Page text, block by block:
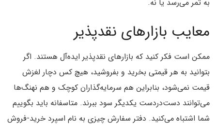
به ثمر می‌رسد یا نه.
معایب بازارهای نقدپذیر
ممکن است فکر کنید که بازارهای نقدپذیر ایده‌آل هستند. اگر
بتوانید به هر قیمتی بخرید و بفروشید، هیچ کس دچار لغزش
قیمت نمی‌شود، بنابراین هم سرمایه‌گذاران کوچک و هم نهنگ‌ها
می‌توانند دست‌دردست یکدیگر سود ببرند. متاسفانه باید بگوییم
شما اشتباه می‌کنید. دفتر سفارش چیزی به نام اسپرد خرید-فروش